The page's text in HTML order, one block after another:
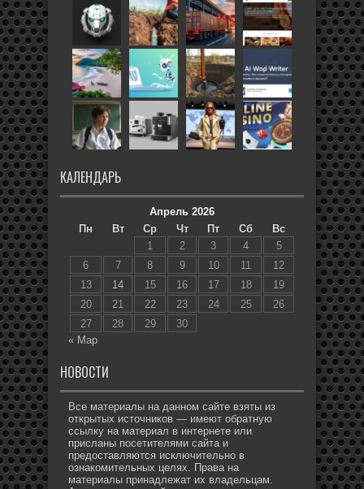
КАЛЕНДАРЬ
Апрель 2026
Пн
Вт Ср Чт Пт Сб
Вс
1
2 3 4
5
6
7 8 9 10 11
12
13
14 15 16 17 18
19
20
21 22 23 24 25
26
27
28 29
30
« Мар
НОВОСТИ
Все материалы на данном сайте взяты из
открытых источников — имеют обратную
ссылку на материал в интернете или
присланы посетителями сайта и
предоставляются исключительно в
ознакомительных целях. Права на
материалы принадлежат их владельцам.